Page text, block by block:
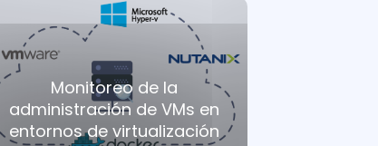
Monitoreo de la
administración de VMs en
entornos de virtualización